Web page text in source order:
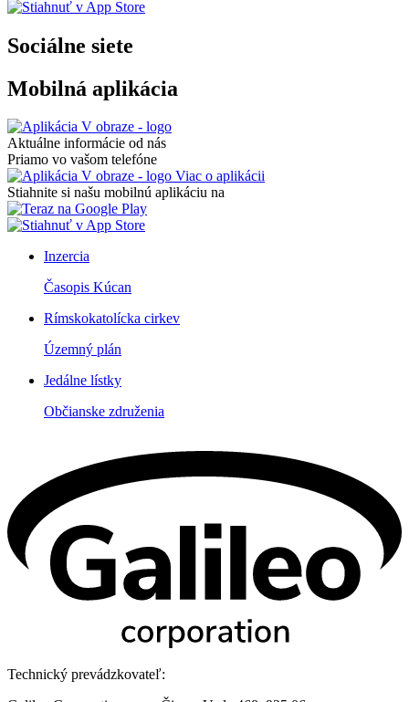
Sociálne siete
Mobilná aplikácia
Aktuálne informácie od nás
Priamo vo vašom telefóne
Viac o aplikácii
Stiahnite si našu mobilnú aplikáciu na
Inzercia
Časopis Kúcan
Rímskokatolícka cirkev
Územný plán
Jedálne lístky
Občianske združenia
Technický prevádzkovateľ: